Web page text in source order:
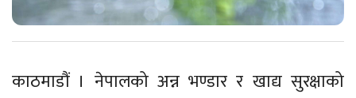
काठमाडौं । नेपालको अन्न भण्डार र खाद्य सुरक्षाको